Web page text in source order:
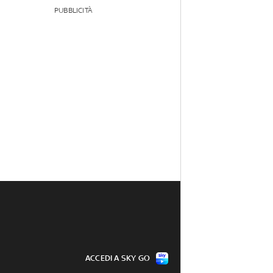
PUBBLICITÀ
ACCEDI A SKY GO